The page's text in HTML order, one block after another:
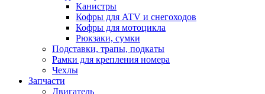
Канистры
Кофры для ATV и снегоходов
Кофры для мотоцикла
Рюкзаки, сумки
Подставки, трапы, подкаты
Рамки для крепления номера
Чехлы
Запчасти
Двигатель